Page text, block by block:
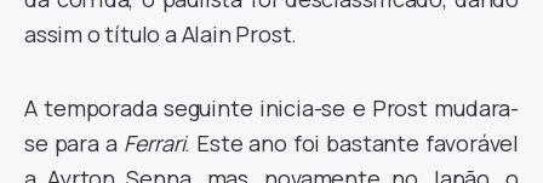
assim o título a Alain Prost.
A temporada seguinte inicia-se e Prost mudara-
se para a Ferrari. Este ano foi bastante favorável